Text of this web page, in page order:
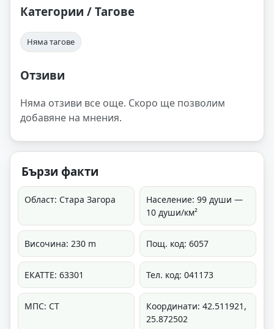
Категории / Тагове
Няма тагове
Отзиви
Няма отзиви все още. Скоро ще позволим
добавяне на мнения.
Бързи факти
Област: Стара Загора
Население: 99 души —
10 души/км²
Височина: 230 m Пощ. код: 6057
ЕКАТТЕ: 63301 Тел. код: 041173
МПС: СТ
Координати: 42.511921,
25.872502